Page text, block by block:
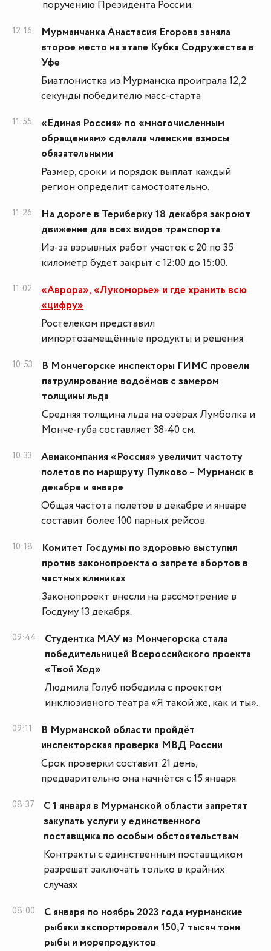
поручению Президента России.
12:16
Мурманчанка Анастасия Егорова заняла
второе место на этапе Кубка Содружества в
Уфе
Биатлонистка из Мурманска проиграла 12,2
секунды победителю масс-старта
11:55
«Единая Россия» по «многочисленным
обращениям» сделала членские взносы
обязательными
Размер, сроки и порядок выплат каждый
регион определит самостоятельно.
11:26
На дороге в Териберку 18 декабря закроют
движение для всех видов транспорта
Из-за взрывных работ участок с 20 по 35
километр будет закрыт с 12:00 до 15:00.
11:02
«Аврора», «Лукоморье» и где хранить всю
«цифру»
Ростелеком представил
импортозамещённые продукты и решения
10:53
В Мончегорске инспекторы ГИМС провели
патрулирование водоёмов с замером
толщины льда
Средняя толщина льда на озёрах Лумболка и
Монче-губа составляет 38-40 см.
10:33
Авиакомпания «Россия» увеличит частоту
полетов по маршруту Пулково – Мурманск в
декабре и январе
Общая частота полетов в декабре и январе
составит более 100 парных рейсов.
10:18
Комитет Госдумы по здоровью выступил
против законопроекта о запрете абортов в
частных клиниках
Законопроект внесли на рассмотрение в
Госдуму 13 декабря.
09:44
Студентка МАУ из Мончегорска стала
победительницей Всероссийского проекта
«Твой Ход»
Людмила Голуб победила с проектом
инклюзивного театра «Я такой же, как и ты».
09:11
В Мурманской области пройдёт
инспекторская проверка МВД России
Срок проверки составит 21 день,
предварительно она начнётся с 15 января.
08:37
С 1 января в Мурманской области запретят
закупать услуги у единственного
поставщика по особым обстоятельствам
Контракты с единственным поставщиком
разрешат заключать только в крайних
случаях
08:00
С января по ноябрь 2023 года мурманские
рыбаки экспортировали 150,7 тысяч тонн
рыбы и морепродуктов